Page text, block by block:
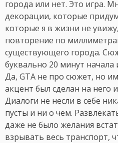
города или нет. Это игра.
декорации, которые
которые я в жизни не
повторение по
существующего города.
буквально 20 минут
Да, GTA не про сюжет, но
акцент был сделан на него
Диалоги не несли в себе
пусты и ни о чем.
даже не было желания
взрывать весь транспорт,